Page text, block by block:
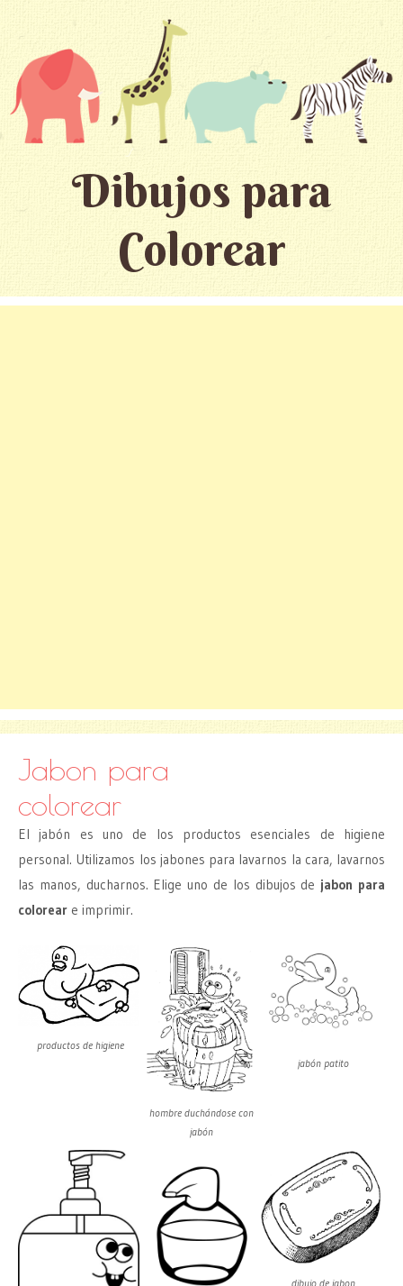
Dibujos para
Colorear
Jabon para
colorear
El jabón es uno de los productos esenciales de higiene
personal. Utilizamos los jabones para lavarnos la cara, lavarnos
las manos, ducharnos. Elige uno de los dibujos de jabon para
colorear e imprimir.
productos de higiene
hombre duchándose con
jabón
jabón patito
dibujo de jabon